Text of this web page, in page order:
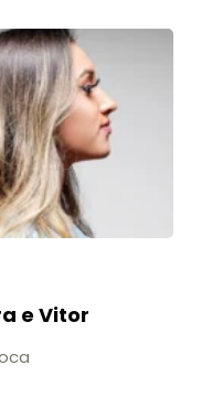
e Vitor